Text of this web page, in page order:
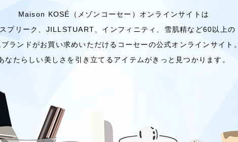
Maison KOSÉ（メゾンコーセー）オンラインサイトは
プリーク、JILLSTUART、インフィニティ、雪肌精など60以上の
ランドがお買い求めいただけるコーセーの公式オンラインサイト。
なたらしい美しさを引き立てるアイテムがきっと見つかります。